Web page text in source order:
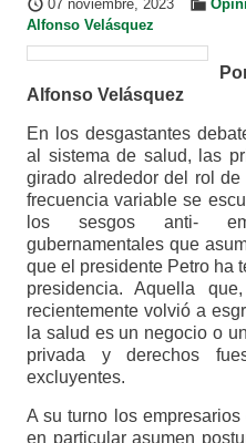
07 noviembre, 2023
Alfonso Velásquez
Alfonso Velásquez
En los desgastantes
al sistema de salud, las
girado alrededor del rol
frecuencia variable se
los sesgos anti-
gubernamentales que
que el presidente Petro ha
presidencia. Aquella
recientemente volvió a
la salud es un negocio o
privada y derechos
excluyentes.
A su turno los
en particular asumen